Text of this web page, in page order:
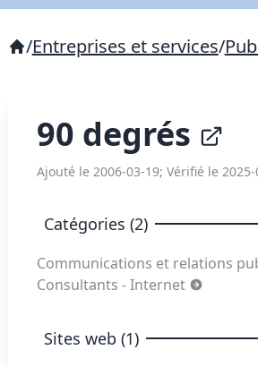
/Entreprises et services/
90 degrés
Ajouté le 2006-03-19; Vérifié le 2025-
Catégories (2)
Communications et relations
Consultants - Internet
Sites web (1)